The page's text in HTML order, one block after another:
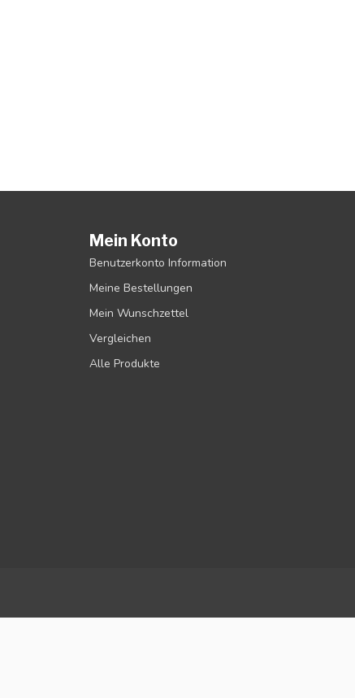
Mein Konto
Benutzerkonto Information
Meine Bestellungen
Mein Wunschzettel
Vergleichen
Alle Produkte